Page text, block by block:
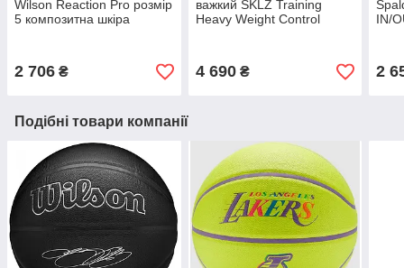
Wilson Reaction Pro розмір
5 композитна шкіра
2 706 ₴
важкий SKLZ Training
Heavy Weight Control
4 690₴
IN/
2
Подібні товари компанії